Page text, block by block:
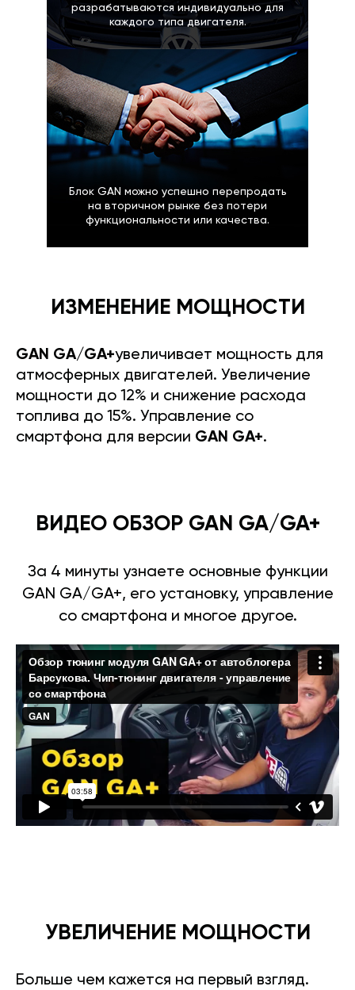
разрабатываются индивидуально для
каждого типа двигателя.
Блок GAN можно успешно перепродать
на вторичном рынке без потери
функциональности или качества.
ИЗМЕНЕНИЕ МОЩНОСТИ
GAN GA/GA+увеличивает мощность для
атмосферных двигателей. Увеличение
мощности до 12% и снижение расхода
топлива до 15%. Управление со
смартфона для версии GAN GA+.
ВИДЕО ОБЗОР GAN GA/GA+
За 4 минуты узнаете основные функции
GAN GA/GA+, его установку, управление
со смартфона и многое другое.
УВЕЛИЧЕНИЕ МОЩНОСТИ
Больше чем кажется на первый взгляд.